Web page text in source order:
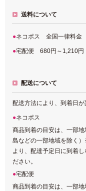
送料について
ネコポス 全国一律料金
宅配便 680円～1,210円
配送について
配送方法により、到着日が
ネコポス
商品到着の目安は、一部
島などの一部地域を除く
より、配達予定日に到着
ださい。
宅配便
商品到着の目安は、一部